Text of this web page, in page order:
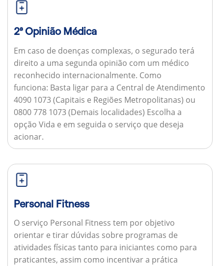
2ª Opinião Médica
Em caso de doenças complexas, o segurado terá
direito a uma segunda opinião com um médico
reconhecido internacionalmente. Como
funciona: Basta ligar para a Central de Atendimento
4090 1073 (Capitais e Regiões Metropolitanas) ou
0800 778 1073 (Demais localidades) Escolha a
opção Vida e em seguida o serviço que deseja
acionar.
Personal Fitness
O serviço Personal Fitness tem por objetivo
orientar e tirar dúvidas sobre programas de
atividades físicas tanto para iniciantes como para
praticantes, assim como incentivar a prática